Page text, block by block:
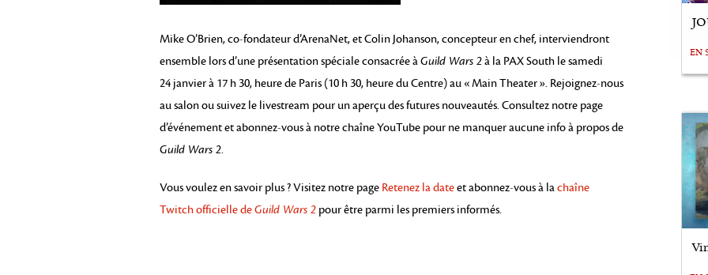
Mike O’Brien, co-fondateur d’ArenaNet, et Colin Johanson, concepteur en chef, interviendront
ensemble lors d’une présentation spéciale consacrée àGuild Wars 2à la PAX South le samedi
24 janvier à 17 h 30, heure de Paris (10 h 30, heure du Centre) au « Main Theater ». Rejoignez-nous
au salon ou suivez le livestream pour un aperçu des futures nouveautés. Consultez notre page
d’événement et abonnez-vous à notre chaîne YouTube pour ne manquer aucune info à propos de
Guild Wars 2.
Vous voulez en savoir plus ? Visitez notre page Retenez la dateet abonnez-vous à lachaîne
Twitch officielle deGuild Wars 2 pour être parmi les premiers informés.
EN